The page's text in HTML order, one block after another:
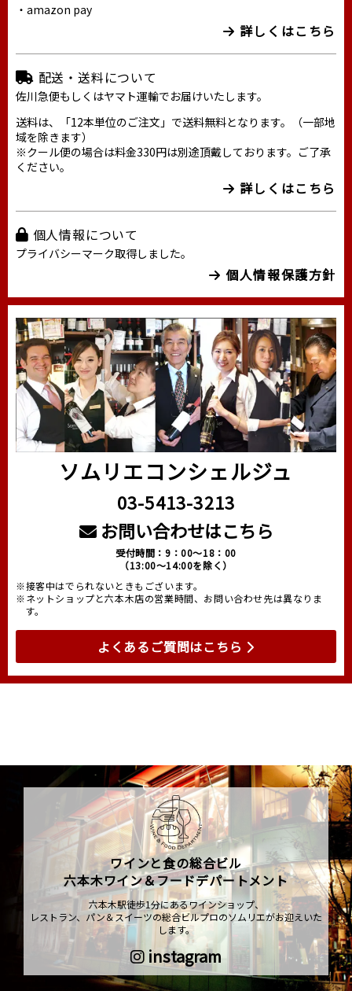
・amazon pay
詳しくはこちら
配送・送料について
佐川急便もしくはヤマト運輸でお届けいたします。
送料は、「12本単位のご注文」で送料無料となります。（一部地
域を除きます）
※クール便の場合は料金330円は別途頂戴しております。ご了承
ください。
詳しくはこちら
個人情報について
プライバシーマーク取得しました。
個人情報保護方針
ソムリエコンシェルジュ
03-5413-3213
お問い合わせはこちら
受付時間：9：00～18：00
（13:00～14:00を除く）
※接客中はでられないときもございます。
※ネットショップと六本木店の営業時間、お問い合わせ先は異なりま
す。
よくあるご質問はこちら
ワインと食の総合ビル
六本木ワイン＆フードデパートメント
六本木駅徒歩1分にあるワインショップ、
レストラン、パン＆スイーツの総合ビルプロのソムリエがお迎えいた
します。
instagram